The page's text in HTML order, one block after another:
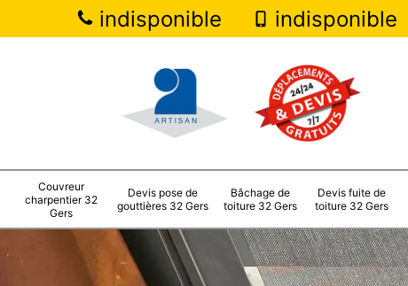
indisponible indisponible
Couvreur
charpentier 32
Gers
Devis pose de
gouttières 32 Gers
Bâchage de
toiture 32 Gers
Devis fuite de
toiture 32 Gers